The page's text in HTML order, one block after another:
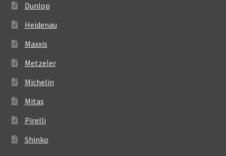
Dunlop
Heidenau
Maxxis
Metzeler
Michelin
Mitas
Pirelli
Shinko